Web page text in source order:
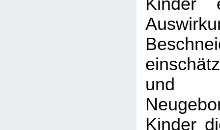
Kinder
und
Kinder